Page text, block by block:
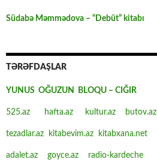
Südabə Məmmədova – “Debüt” kitabı
TƏRƏFDAŞLAR
YUNUS OĞUZUN BLOQU – CIĞIR
525.az hafta.az kultur.az butov.az
tezadlar.az kitabevim.az kitabxana.net
adalet.az goyce.az radio-kardeche